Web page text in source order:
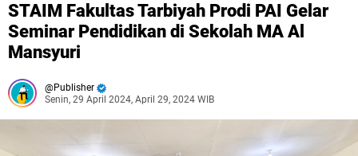
STAIM Fakultas Tarbiyah Prodi PAI Gelar
Seminar Pendidikan di Sekolah MA Al
Mansyuri
Publisher
Senin, 29 April 2024, April 29, 2024 WIB